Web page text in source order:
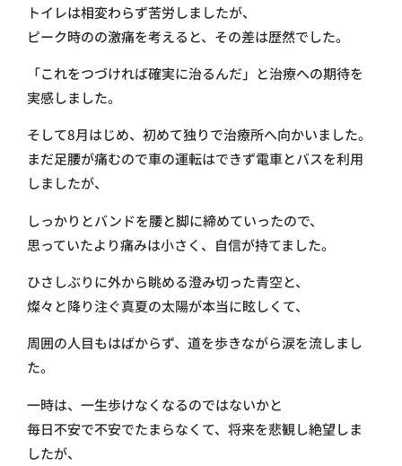
トイレは相変わらず苦労しましたが、
ピーク時のの激痛を考えると、その差は歴然でした。
「これをつづければ確実に治るんだ」と治療への期待を
実感しました。
そして8月はじめ、初めて独りで治療所へ向かいました。
まだ足腰が痛むので車の運転はできず電車とバスを利用
しましたが、
しっかりとバンドを腰と脚に締めていったので、
思っていたより痛みは小さく、自信が持てました。
ひさしぶりに外から眺める澄み切った青空と、
燦々と降り注ぐ真夏の太陽が本当に眩しくて、
周囲の人目もはばからず、道を歩きながら涙を流しまし
た。
一時は、一生歩けなくなるのではないかと
毎日不安で不安でたまらなくて、将来を悲観し絶望しま
したが、